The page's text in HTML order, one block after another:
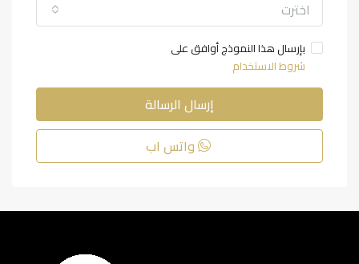
اخترت
بإرسال هذا النموذج أوافق على
شروط الاستخدام
إرسال الرسالة
واتس اب